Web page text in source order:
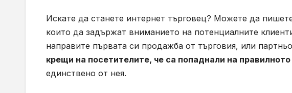
Искате да станете интернет търговец? Можете да
които да задържат вниманието на потенциалните
направите първата си продажба от търговия, или
крещи на посетителите, че са попаднали на
единствено от нея.